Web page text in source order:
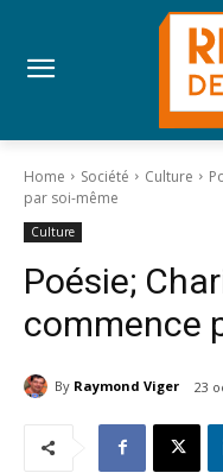
Home Société Culture
par soi-même
Culture
Poésie;
commence
By Raymond Viger 23